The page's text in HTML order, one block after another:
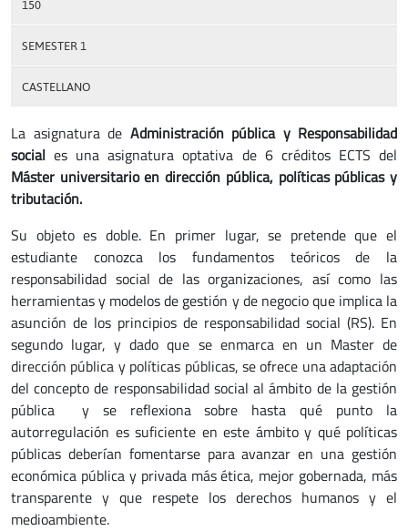
150
SEMESTER 1
CASTELLANO
La asignatura de Administración pública y Responsabilidad
social es una asignatura optativa de 6 créditos ECTS del
Máster universitario en dirección pública, políticas públicas y
tributación.
Su objeto es doble. En primer lugar, se pretende que el
estudiante conozca los fundamentos teóricos de la
responsabilidad social de las organizaciones, así como las
herramientas y modelos de gestión y de negocio que implica la
asunción de los principios de responsabilidad social (RS). En
segundo lugar, y dado que se enmarca en un Master de
dirección pública y políticas públicas, se ofrece una adaptación
del concepto de responsabilidad social al ámbito de la gestión
pública y se reflexiona sobre hasta qué punto la
autorregulación es suficiente en este ámbito y qué políticas
públicas deberían fomentarse para avanzar en una gestión
económica pública y privada más ética, mejor gobernada, más
transparente y que respete los derechos humanos y el
medioambiente.